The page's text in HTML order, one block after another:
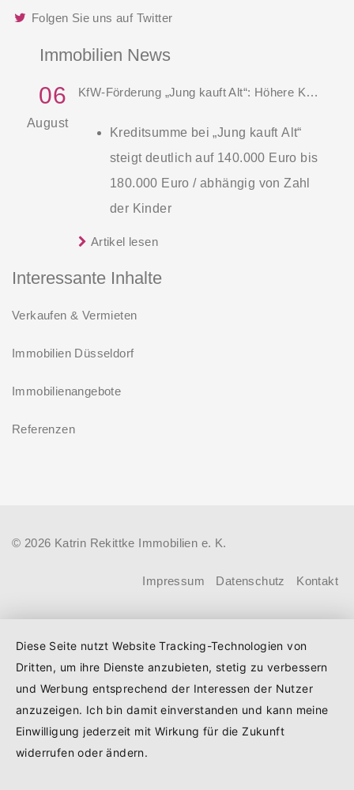
Folgen Sie uns auf Twitter
Immobilien News
06
August
KfW-Förderung „Jung kauft Alt“: Höhere Kredite ab August 2026
Kreditsumme bei „Jung kauft Alt“
steigt deutlich auf 140.000 Euro bis
180.000 Euro / abhängig von Zahl
der Kinder
0,53 Prozent effektiv bei 35 Jahren
Laufzeit und 10 Jahren
Antragstellende verpflichten sich
zu energetischer Sanierung binnen
Die KfW und der Bund verbessern
weiter die Förderung für Familien mit
Förderprodukt „Wohneigentum für
Familien – Bestandserwerb / „Jung kauft
mittlerem Einkommen, die eine
beantragen. Für Familien mit einem
Kind steigt der Förderhöchstbetrag von
Euro (vorher: 125.000 Euro) und für
Familien mit drei und mehr Kindern auf
Darlehenszinsen von „Jung kauft Alt“
werden aus Mitteln des
Artikel lesen
Interessante Inhalte
Verkaufen & Vermieten
Immobilien Düsseldorf
Immobilienangebote
Referenzen
© 2026 Katrin Rekittke Immobilien e. K.
Impressum Datenschutz Kontakt
Diese Seite nutzt Website Tracking-Technologien von
Dritten, um ihre Dienste anzubieten, stetig zu verbessern
und Werbung entsprechend der Interessen der Nutzer
anzuzeigen. Ich bin damit einverstanden und kann meine
Einwilligung jederzeit mit Wirkung für die Zukunft
widerrufen oder ändern.